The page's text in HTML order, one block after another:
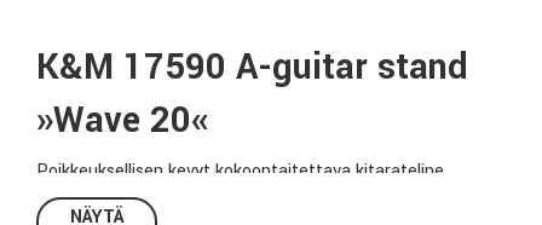
K&M 17590 A-guitar stand
»Wave 20«
Poikkeuksellisen kevyt kokoontaitettava kitarateline.
Erityinen mekanismi mahdollistaa telineen pystytyksen ja
NÄYTÄ